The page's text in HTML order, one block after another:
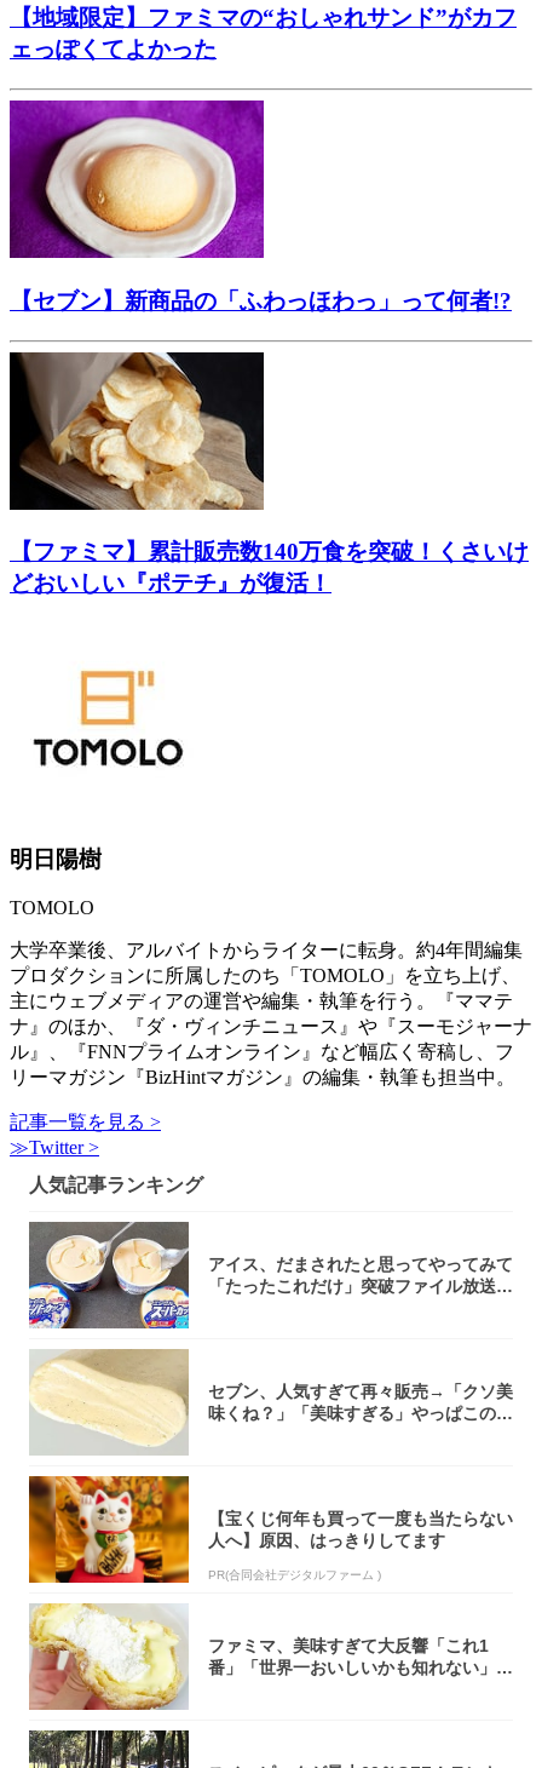
【地域限定】ファミマの“おしゃれサンド”がカフ
ェっぽくてよかった
【セブン】新商品の「ふわっほわっ」って何者!?
【ファミマ】累計販売数140万食を突破！くさいけ
どおいしい『ポテチ』が復活！
明日陽樹
TOMOLO
大学卒業後、アルバイトからライターに転身。約4年間編集
プロダクションに所属したのち「TOMOLO」を立ち上げ、
主にウェブメディアの運営や編集・執筆を行う。『ママテ
ナ』のほか、『ダ・ヴィンチニュース』や『スーモジャーナ
ル』、『FNNプライムオンライン』など幅広く寄稿し、フ
リーマガジン『BizHintマガジン』の編集・執筆も担当中。
記事一覧を見る >
≫Twitter >
人気記事ランキング
アイス、だまされたと思ってやってみて
「たったこれだけ」突破ファイル放送で
セブン、人気すぎて再々販売→「クソ美
味くね？」「美味すぎる」やっぱこのク
【宝くじ何年も買って一度も当たらない
人へ】原因、はっきりしてます
PR(合同会社デジタルファーム )
ファミマ、美味すぎて大反響「これ1
番」「世界一おいしいかも知れない」